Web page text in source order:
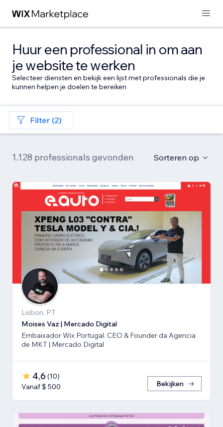
Huur een professional in om aan
je website te werken
Selecteer diensten en bekijk een lijst met professionals die je
kunnen helpen je doelen te bereiken
Filter (2)
1.128 professionals gevonden Sorteren op
Lisbon, PT
Moises Vaz | Mercado Digital
Embaixador Wix Portugal. CEO & Founder da Agencia
de MKT | Mercado Digital
4,6 (10)
Vanaf $ 500
Bekijken